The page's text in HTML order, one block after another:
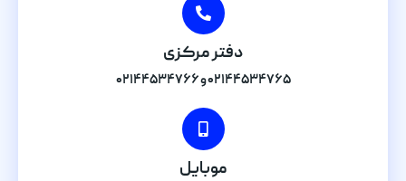
دفتر مرکزی
۰۲۱۴۴۵۳۴۷۶۵ و ۰۲۱۴۴۵۳۴۷۶۶
موبایل